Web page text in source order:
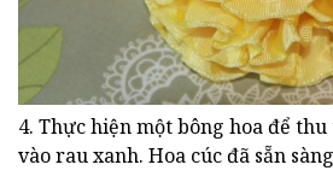
4. Thực hiện một bông hoa để
vào rau xanh. Hoa cúc đã sẵn